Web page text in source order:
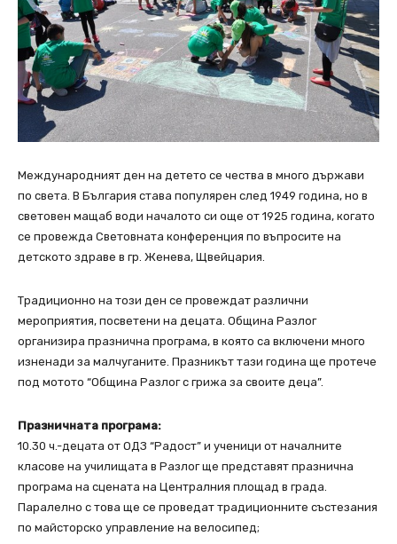
Международният ден на детето се чества в много държави
по света. В България става популярен след 1949 година, но в
световен мащаб води началото си още от 1925 година, когато
се провежда Световната конференция по въпросите на
детското здраве в гр. Женева, Щвейцария.
Традиционно на този ден се провеждат различни
мероприятия, посветени на децата. Община Разлог
организира празнична програма, в която са включени много
изненади за малчуганите. Празникът тази година ще протече
под мотото “Община Разлог с грижа за своите деца”.
Празничната програма:
10.30 ч.-децата от ОДЗ “Радост” и ученици от началните
класове на училищата в Разлог ще представят празнична
програма на сцената на Централния площад в града.
Паралелно с това ще се проведат традиционните състезания
по майсторско управление на велосипед;